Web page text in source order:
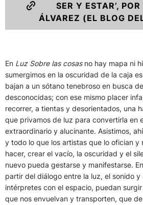
SER Y ESTAR’,
ÁLVAREZ (EL BLOG
En Luz Sobre las cosasno hay mapa ni
sumergimos en la oscuridad de la caja
bajan a un sótano tenebroso en busca
desconocidas; con ese mismo placer
recorrer, a tientas y desorientados, una
que privamos de luz para convertirla en
extraordinario y alucinante. Asistimos,
y todo lo que los artistas que lo ofician y
hacer, crear el vacío, la oscuridad y el
nuevo pueda gestarse y manifestarse.
partir del diálogo entre la luz, el sonido y
intérpretes con el espacio, puedan
que nos envuelvan y transporten, que